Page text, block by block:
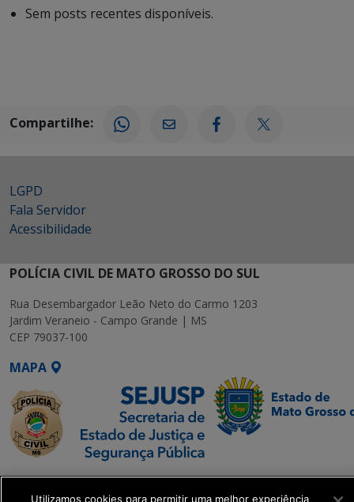
Sem posts recentes disponíveis.
Compartilhe:
LGPD
Fala Servidor
Acessibilidade
POLÍCIA CIVIL DE MATO GROSSO DO SUL
Rua Desembargador Leão Neto do Carmo 1203
Jardim Veraneio - Campo Grande | MS
CEP 79037-100
MAPA
SETDIG | Secretaria-
Utilizamos cookies para permitir uma melhor experiência